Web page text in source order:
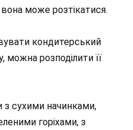
вона може розтікатися.
кондитерський
можна розподілити її
сухими начинками,
горіхами, з